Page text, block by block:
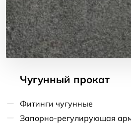
Чугунный прокат
Фитинги чугунные
Запорно-регулирующая